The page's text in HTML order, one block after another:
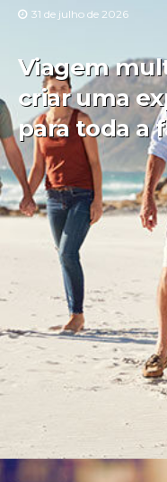
31 de julho de 2026
Viagem
criar uma
para toda a